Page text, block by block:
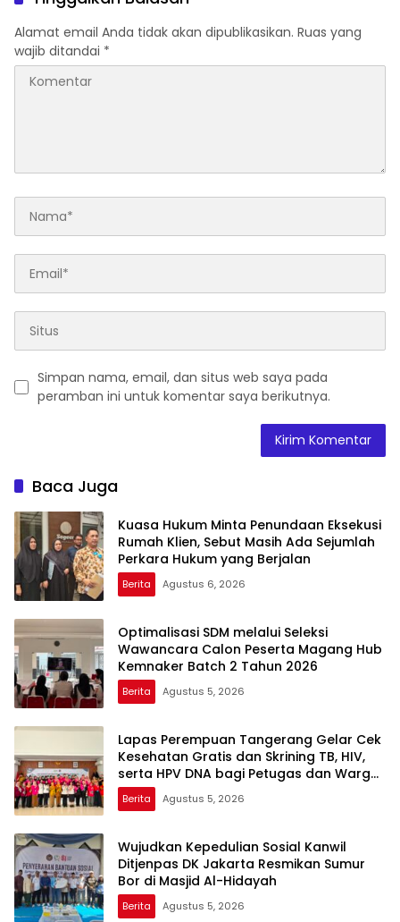
Alamat email Anda tidak akan dipublikasikan. Ruas yang
wajib ditandai *
Simpan nama, email, dan situs web saya pada
peramban ini untuk komentar saya berikutnya.
Baca Juga
Kuasa Hukum Minta Penundaan Eksekusi
Rumah Klien, Sebut Masih Ada Sejumlah
Perkara Hukum yang Berjalan
Berita Agustus 6, 2026
Optimalisasi SDM melalui Seleksi
Wawancara Calon Peserta Magang Hub
Kemnaker Batch 2 Tahun 2026
Berita Agustus 5, 2026
Lapas Perempuan Tangerang Gelar Cek
Kesehatan Gratis dan Skrining TB, HIV,
serta HPV DNA bagi Petugas dan Warga
Binaan
Berita Agustus 5, 2026
Wujudkan Kepedulian Sosial Kanwil
Ditjenpas DK Jakarta Resmikan Sumur
Bor di Masjid Al-Hidayah
Berita Agustus 5, 2026